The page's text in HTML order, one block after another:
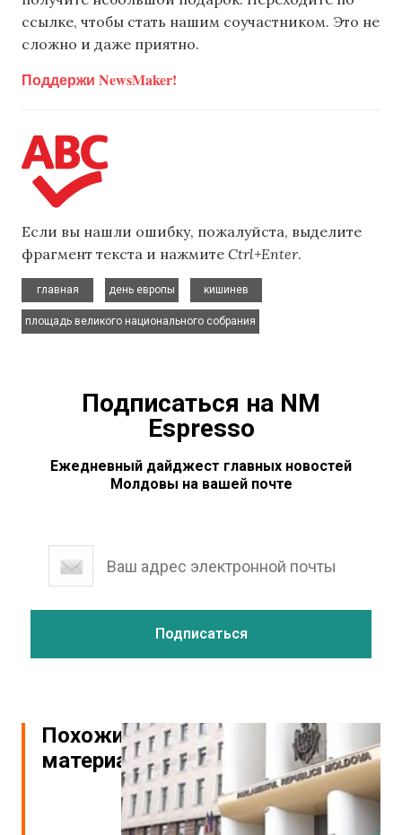
ссылке, чтобы стать нашим соучастником. Это не
сложно и даже приятно.
Поддержи NewsMaker!
Если вы нашли ошибку, пожалуйста, выделите
фрагмент текста и нажмите Ctrl+Enter.
главная
день европы
кишинев
площадь великого национального собрания
Подписаться на NM
Espresso
Ежедневный дайджест главных новостей
Молдовы на вашей почте
Похожие
материалы